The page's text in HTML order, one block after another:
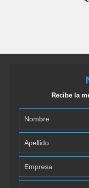
Recibe la